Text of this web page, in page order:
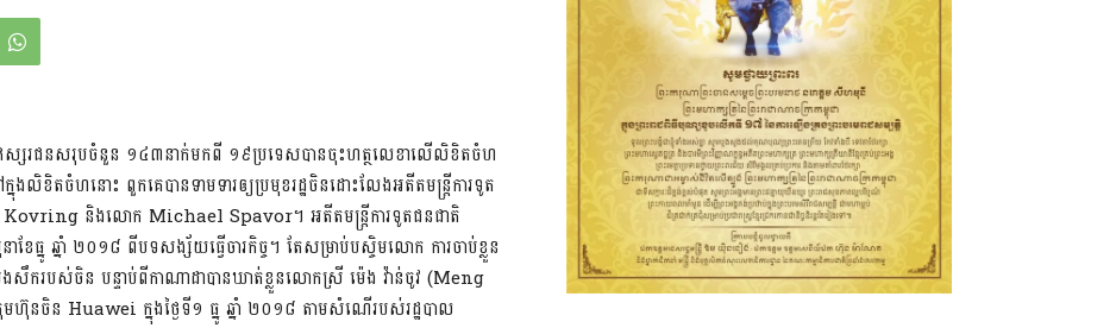
ាំង​ឥស្សរជន​សរុប​ចំនួន ១៤៣នាក់​មក​ពី ១៩ប្រទេស​បាន​ចុះ​ហត្ថលេខា​លើ​លិខិត​ចំហ​
លិខិត​ចំហ​នោះ ពួក​គេ​បាន​ទាមទារ​ឲ្យ​ប្រមុខរដ្ឋ​ចិន​ដោះលែង​អតីត​មន្រ្តីការទូត​
និង​លោក Michael Spavor។ អតីត​មន្រ្តីការទូត​ជនជាតិ​
ែ​ធ្នូ ឆ្នាំ ២០១៨ ពី​បទសង្ស័យ​ធ្វើ​ចារកិច្ច។ តែ​សម្រាប់​បស្ចិមលោក ការ​ចាប់ខ្លួន​
សឹក​របស់​ចិន បន្ទាប់​ពី​កាណាដា​បាន​ឃាត់ខ្លួន​លោកស្រី ម៉េង វ៉ាន់ចូវ (Meng
មហ៊ុនចិន Huawei ក្នុង​ថ្ងៃទី១ ធ្នូ ឆ្នាំ ២០១៨ តាម​សំណើ​របស់​រដ្ឋបាល